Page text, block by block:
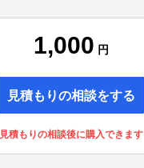
1,000 円
見積もりの相談をする
見積もりの相談後に購入できます